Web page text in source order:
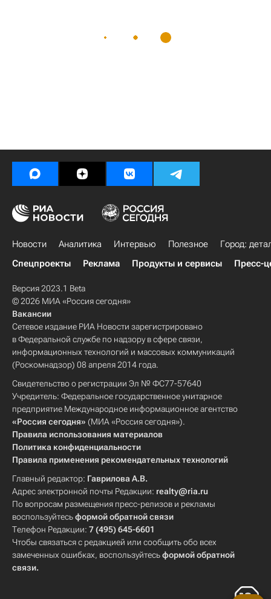
Новости Аналитика Интервью Полезное
Город:
Спецпроекты
Реклама Продукты и сервисы Пресс-
Версия 2023.1 Beta
© 2026 МИА «Россия сегодня»
Вакансии
Сетевое издание РИА Новости зарегистрировано
в Федеральной службе по надзору в сфере связи,
информационных технологий и массовых коммуникаций
(Роскомнадзор) 08 апреля 2014 года.
Свидетельство о регистрации Эл № ФС77-57640
Учредитель: Федеральное государственное унитарное
предприятие Международное информационное агентство
«Россия сегодня» (МИА «Россия сегодня»).
Правила использования материалов
Политика конфиденциальности
Правила применения рекомендательных технологий
Главный редактор: Гаврилова А.В.
Адрес электронной почты Редакции: realty@ria.ru
По вопросам размещения пресс-релизов и рекламы
воспользуйтесьформой обратной связи
Телефон Редакции: 7 (495) 645-6601
Чтобы связаться с редакцией или сообщить обо всех
замеченных ошибках, воспользуйтесьформой обратной
связи.